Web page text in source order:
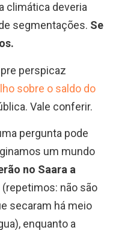
climática deveria
segmentações. Se
perspicaz
sobre o saldo do
Vale conferir.
pergunta pode
um mundo
no Saara a
(repetimos: não são
secaram há meio
enquanto a